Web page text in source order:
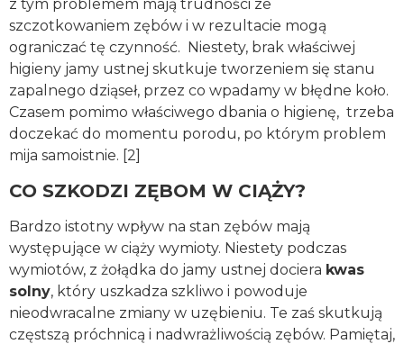
z tym problemem mają trudności ze
szczotkowaniem zębów i w rezultacie mogą
ograniczać tę czynność. Niestety, brak właściwej
higieny jamy ustnej skutkuje tworzeniem się stanu
zapalnego dziąseł, przez co wpadamy w błędne koło.
Czasem pomimo właściwego dbania o higienę, trzeba
doczekać do momentu porodu, po którym problem
mija samoistnie. [2]
CO SZKODZI ZĘBOM W CIĄŻY?
Bardzo istotny wpływ na stan zębów mają
występujące w ciąży wymioty. Niestety podczas
wymiotów, z żołądka do jamy ustnej dociera kwas
solny, który uszkadza szkliwo i powoduje
nieodwracalne zmiany w uzębieniu. Te zaś skutkują
częstszą próchnicą i nadwrażliwością zębów. Pamiętaj,